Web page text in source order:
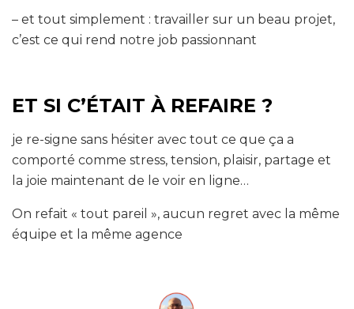
– et tout simplement : travailler sur un beau projet,
c’est ce qui rend notre job passionnant
ET SI C’ÉTAIT À REFAIRE ?
je re-signe sans hésiter avec tout ce que ça a
comporté comme stress, tension, plaisir, partage et
la joie maintenant de le voir en ligne…
On refait « tout pareil », aucun regret avec la même
équipe et la même agence